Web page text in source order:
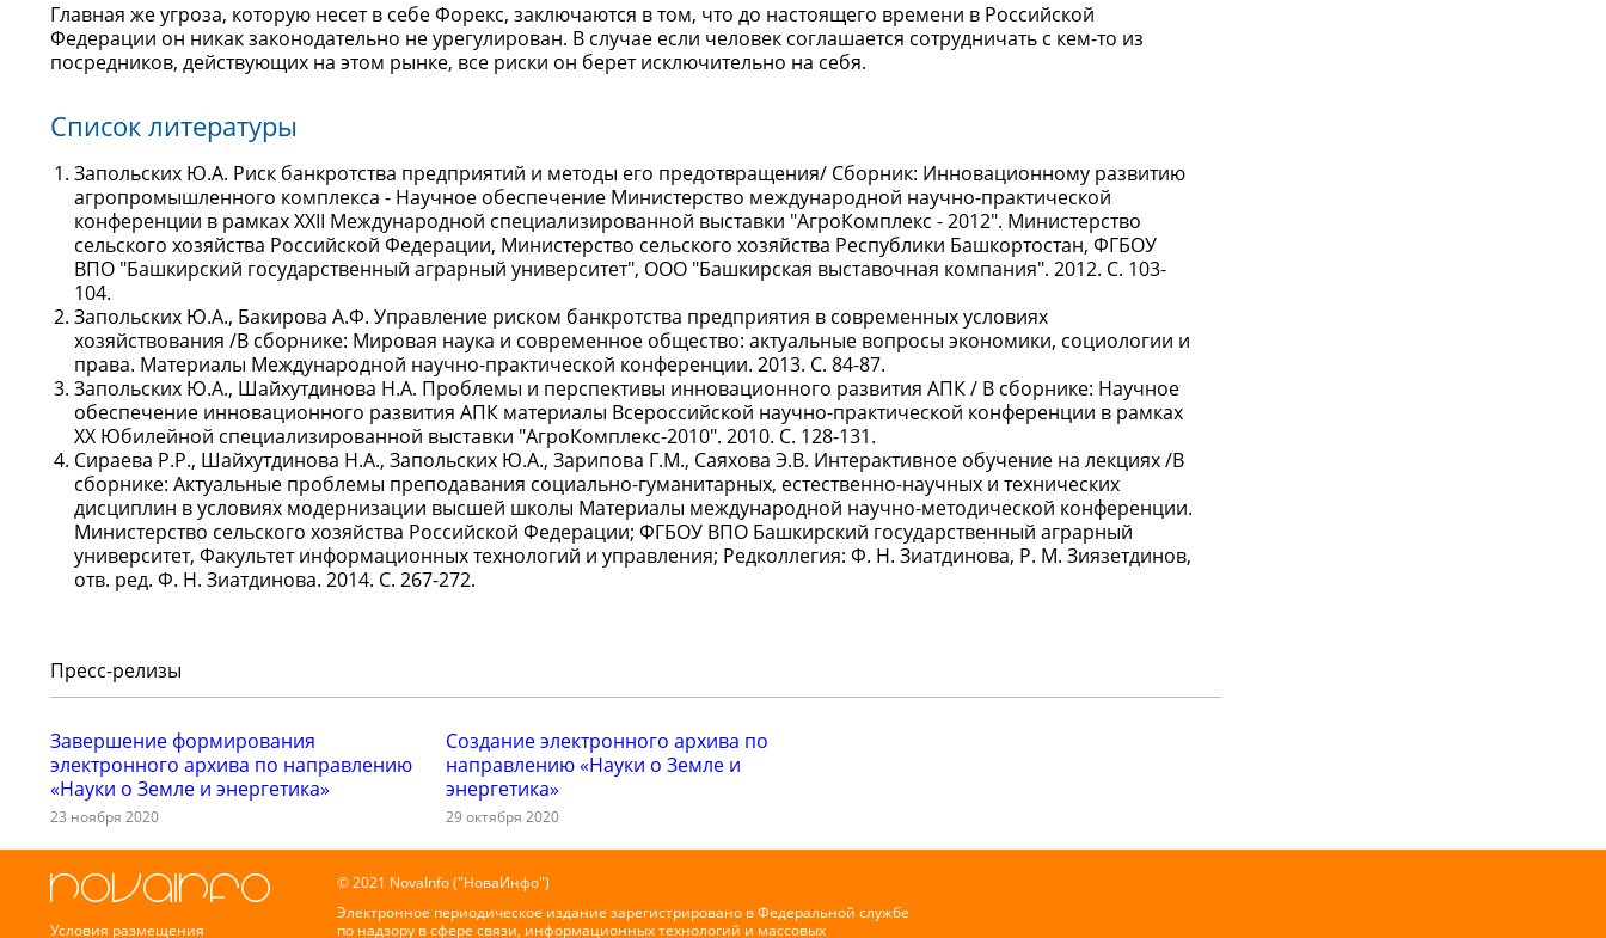
Главная же угроза, которую несет в себе Форекс, заключаются в том, что до настоящего времени в Российской
Федерации он никак законодательно не урегулирован. В случае если человек соглашается сотрудничать с кем-то из
посредников, действующих на этом рынке, все риски он берет исключительно на себя.
Список литературы
Запольских Ю.А. Риск банкротства предприятий и методы его предотвращения/ Сборник: Инновационному развитию
агропромышленного комплекса - Научное обеспечение Министерство международной научно-практической
конференции в рамках XXII Международной специализированной выставки "АгроКомплекс - 2012". Министерство
сельского хозяйства Российской Федерации, Министерство сельского хозяйства Республики Башкортостан, ФГБОУ
ВПО "Башкирский государственный аграрный университет", ООО "Башкирская выставочная компания". 2012. С. 103-
104.
Запольских Ю.А., Бакирова А.Ф. Управление риском банкротства предприятия в современных условиях
хозяйствования /В сборнике: Мировая наука и современное общество: актуальные вопросы экономики, социологии и
права. Материалы Международной научно-практической конференции. 2013. С. 84-87.
Запольских Ю.А., Шайхутдинова Н.А. Проблемы и перспективы инновационного развития АПК / В сборнике: Научное
обеспечение инновационного развития АПК материалы Всероссийской научно-практической конференции в рамках
XX Юбилейной специализированной выставки "АгроКомплекс-2010". 2010. С. 128-131.
Сираева Р.Р., Шайхутдинова Н.А., Запольских Ю.А., Зарипова Г.М., Саяхова Э.В. Интерактивное обучение на лекциях /В
сборнике: Актуальные проблемы преподавания социально-гуманитарных, естественно-научных и технических
дисциплин в условиях модернизации высшей школы Материалы международной научно-методической конференции.
Министерство сельского хозяйства Российской Федерации; ФГБОУ ВПО Башкирский государственный аграрный
университет, Факультет информационных технологий и управления; Редколлегия: Ф. Н. Зиатдинова, Р. М. Зиязетдинов,
отв. ред. Ф. Н. Зиатдинова. 2014. С. 267-272.
Пресс-релизы
Завершение формирования
электронного архива по направлению
«Науки о Земле и энергетика»
23 ноября 2020
Создание электронного архива по
направлению «Науки о Земле и
энергетика»
29 октября 2020
Условия размещения
© 2021 NovaInfo ("НоваИнфо")
Электронное периодическое издание зарегистрировано в Федеральной службе
по надзору в сфере связи, информационных технологий и массовых